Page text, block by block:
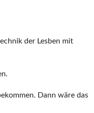
der Lesben mit
Dann wäre das